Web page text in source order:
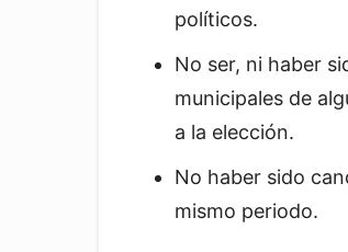
políticos.
No ser, ni haber
municipales de
a la elección.
No haber sido
mismo periodo.